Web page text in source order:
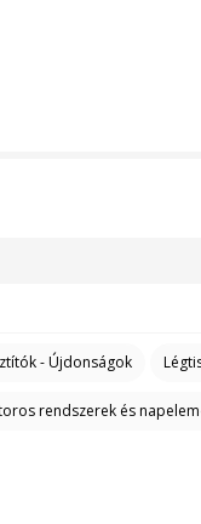
- Újdonságok
rendszerek és